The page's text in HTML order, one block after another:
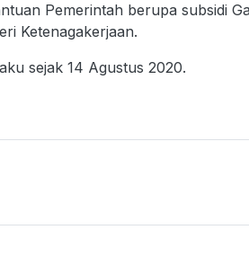
Pemerintah berupa subsidi
Ketenagakerjaan.
sejak 14 Agustus 2020.